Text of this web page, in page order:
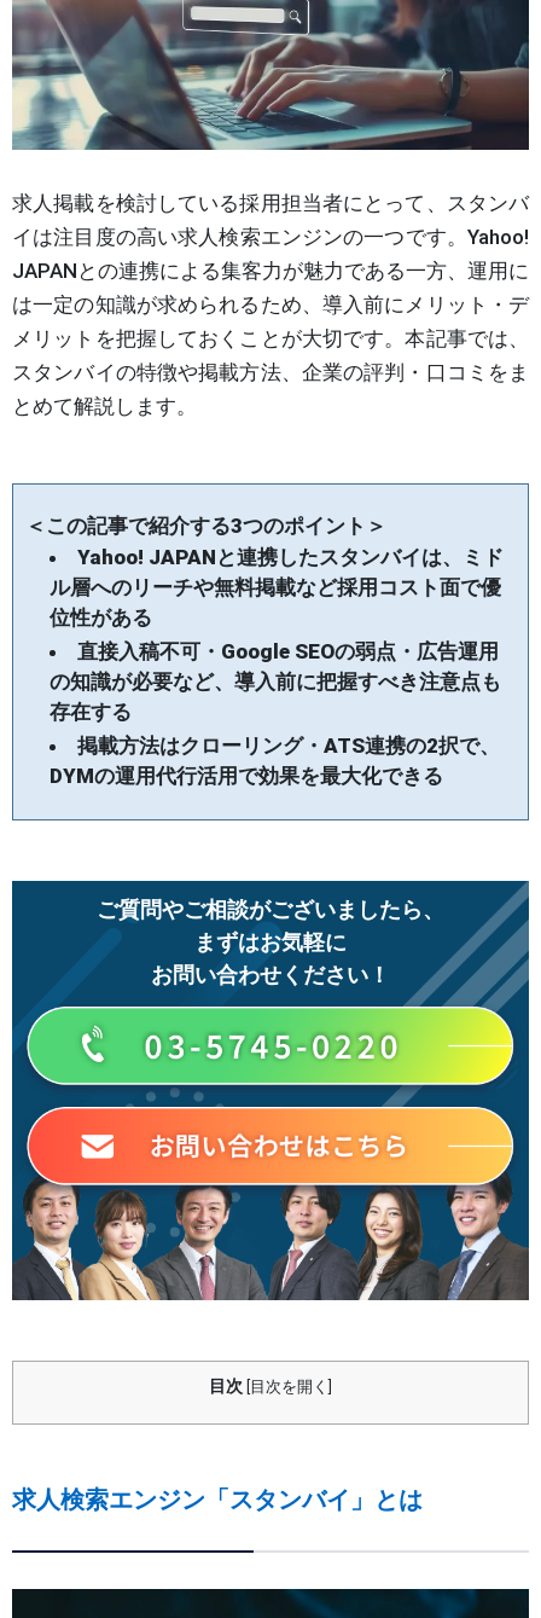
求人掲載を検討している採用担当者にとって、スタンバ
イは注目度の高い求人検索エンジンの一つです。Yahoo!
JAPANとの連携による集客力が魅力である一方、運用に
は一定の知識が求められるため、導入前にメリット・デ
メリットを把握しておくことが大切です。本記事では、
スタンバイの特徴や掲載方法、企業の評判・口コミをま
とめて解説します。
＜この記事で紹介する3つのポイント＞
Yahoo! JAPANと連携したスタンバイは、ミド
ル層へのリーチや無料掲載など採用コスト面で優
位性がある
直接入稿不可・Google SEOの弱点・広告運用
の知識が必要など、導入前に把握すべき注意点も
存在する
掲載方法はクローリング・ATS連携の2択で、
DYMの運用代行活用で効果を最大化できる
ご質問やご相談がございましたら、
まずはお気軽に
お問い合わせください！
目次 [目次を開く]
求人検索エンジン「スタンバイ」とは